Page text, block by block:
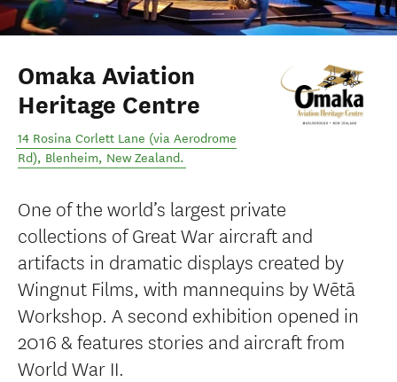
Omaka Aviation
Heritage Centre
14 Rosina Corlett Lane (via Aerodrome
Rd), Blenheim, New Zealand.
One of the world’s largest private
collections of Great War aircraft and
artifacts in dramatic displays created by
Wingnut Films, with mannequins by Wētā
Workshop. A second exhibition opened in
2016 & features stories and aircraft from
World War II.